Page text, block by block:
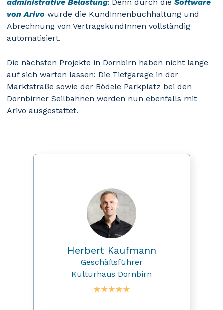
administrative Belastung: Denn durch die Software
von Arivo wurde die KundInnenbuchhaltung und
Abrechnung von VertragskundInnen vollständig
automatisiert.
Die nächsten Projekte in Dornbirn haben nicht lange
auf sich warten lassen: Die Tiefgarage in der
Marktstraße sowie der Bödele Parkplatz bei den
Dornbirner Seilbahnen werden nun ebenfalls mit
Arivo ausgestattet.
Herbert Kaufmann
Geschäftsführer
Kulturhaus Dornbirn